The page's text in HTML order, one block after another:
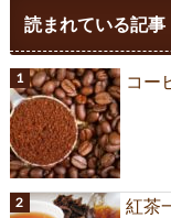
読まれている記事
コー
紅茶